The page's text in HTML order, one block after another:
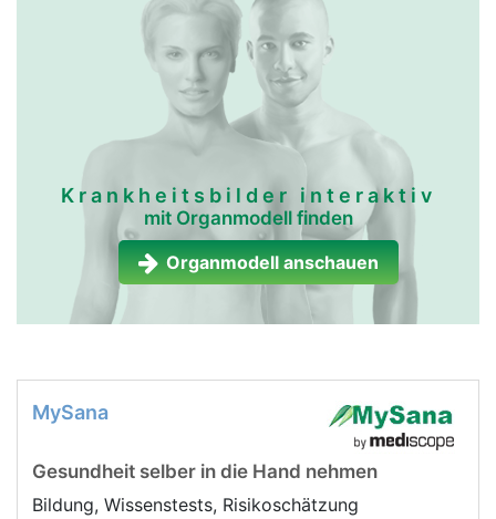
Krankheitsbilder interaktiv
mit Organmodell finden
Organmodell anschauen
MySana
Gesundheit selber in die Hand nehmen
Bildung, Wissenstests, Risikoschätzung